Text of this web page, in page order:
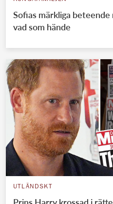
Sofias märkliga beteende
vad som hände
UTLÄNDSKT